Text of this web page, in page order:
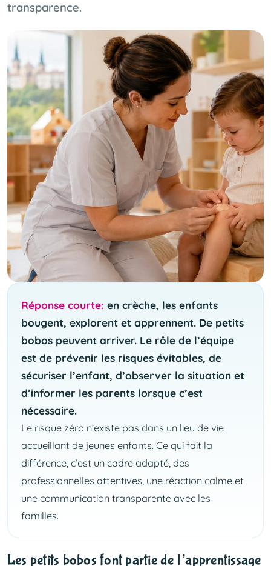
transparence.
Réponse courte: en crèche, les enfants
bougent, explorent et apprennent. De petits
bobos peuvent arriver. Le rôle de l’équipe
est de prévenir les risques évitables, de
sécuriser l’enfant, d’observer la situation et
d’informer les parents lorsque c’est
nécessaire.
Le risque zéro n’existe pas dans un lieu de vie
accueillant de jeunes enfants. Ce qui fait la
différence, c’est un cadre adapté, des
professionnelles attentives, une réaction calme et
une communication transparente avec les
familles.
Les petits bobos font partie de l’apprentissage